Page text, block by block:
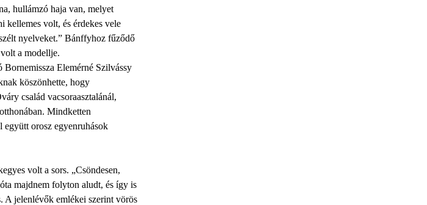
hullámzó haja van, melyet
kellemes volt, és érdekes vele
nyelveket.” Bánffyhoz fűződő
a modellje.
Bornemissza Elemérné Szilvássy
köszönhette, hogy
család vacsoraasztalánál,
Mindketten
együtt orosz egyenruhások
volt a sors. „Csöndesen,
majdnem folyton aludt, és így is
A jelenlévők emlékei szerint vörös